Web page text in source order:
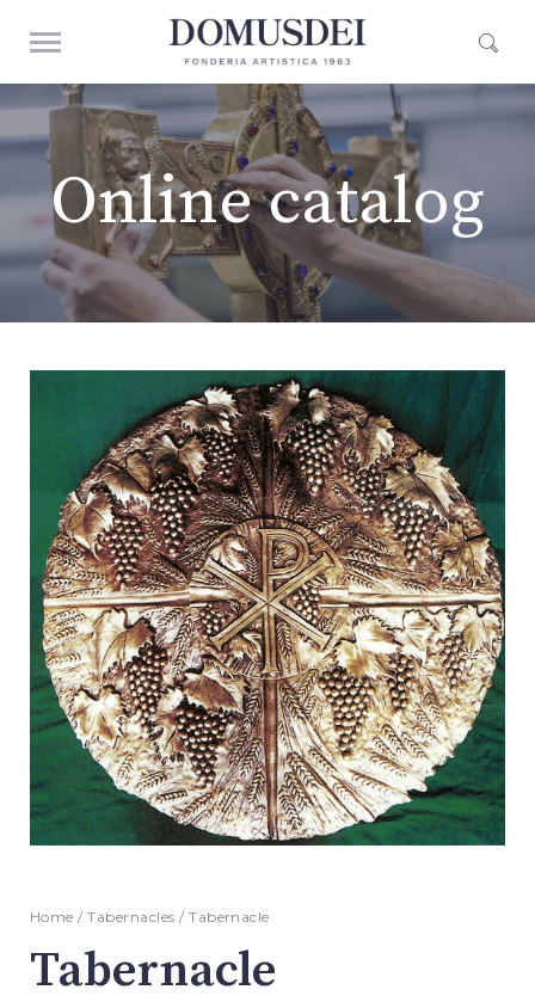
Online catalog
Home /Tabernacles / Tabernacle
Tabernacle